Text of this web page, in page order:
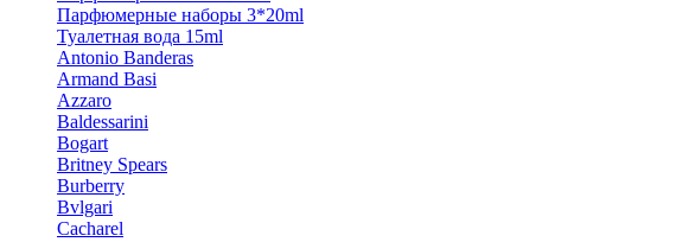
Парфюмерные наборы 3*20ml
Туалетная вода 15ml
Antonio Banderas
Armand Basi
Azzaro
Baldessarini
Bogart
Britney Spears
Burberry
Bvlgari
Cacharel